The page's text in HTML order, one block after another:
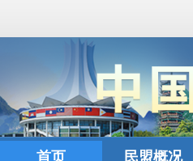
首页 民盟概况